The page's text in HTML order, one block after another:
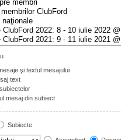
şi textul mesajului
text
mesaj din subiect
Subiecte